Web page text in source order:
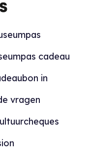
cadeau
in
vragen